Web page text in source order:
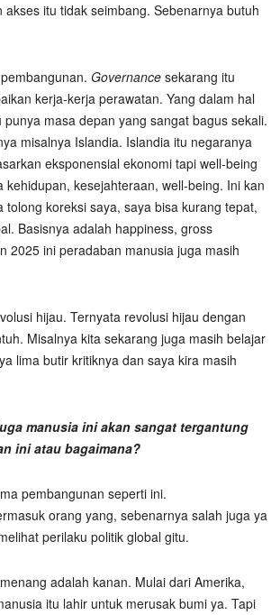
itu tidak seimbang. Sebenarnya butuh
Governance sekarang itu
kerja-kerja perawatan. Yang dalam hal
masa depan yang sangat bagus sekali.
misalnya Islandia. Islandia itu negaranya
eksponensial ekonomi tapi well-being
kesejahteraan, well-being. Ini kan
koreksi saya, saya bisa kurang tepat,
Basisnya adalah happiness, gross
2025 ini peradaban manusia juga masih
hijau. Ternyata revolusi hijau dengan
Misalnya kita sekarang juga masih belajar
lima butir kritiknya dan saya kira masih
manusia ini akan sangat tergantung
ini atau bagaimana?
pembangunan seperti ini.
orang yang, sebenarnya salah juga ya
perilaku politik global gitu.
adalah kanan. Mulai dari Amerika,
itu lahir untuk merusak bumi ya. Tapi